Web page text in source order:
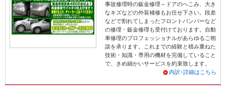
事故修理時の鈑金修理～ドアのへこみ、大き
なキズなどの外装補修もお任せ下さい。段差
などで割れてしまったフロントバンパーなど
の修理・鈑金修理も受付けております。自動
車修理のプロフェッショナルがあらゆるご相
談を承ります。これまでの経験と積み重ねた
技術・知識・専用の機材を完備していること
で、きめ細かいサービスを約束致します。
内訳･詳細はこちら